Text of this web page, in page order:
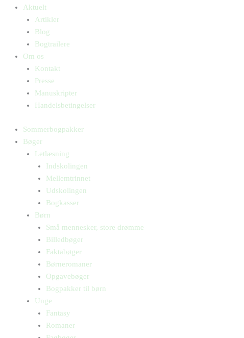
Aktuelt
Artikler
Blog
Bogtrailere
Om os
Kontakt
Presse
Manuskripter
Handelsbetingelser
Sommerbogpakker
Bøger
Letlæsning
Indskolingen
Mellemtrinnet
Udskolingen
Bogkasser
Børn
Små mennesker, store drømme
Billedbøger
Faktabøger
Børneromaner
Opgavebøger
Bogpakker til børn
Unge
Fantasy
Romaner